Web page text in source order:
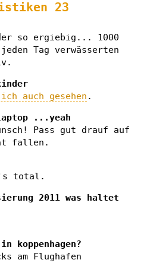
23
so ergiebig... 1000
Tag verwässerten
auch gesehen .
...yeah
Pass gut drauf auf
fallen.
total.
2011 was haltet
koppenhagen?
am Flughafen